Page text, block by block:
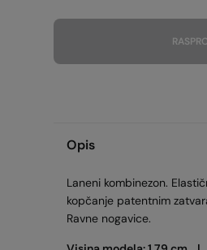
Opis
Laneni kombinezon.
kopčanje patentnim
Ravne nogavice.